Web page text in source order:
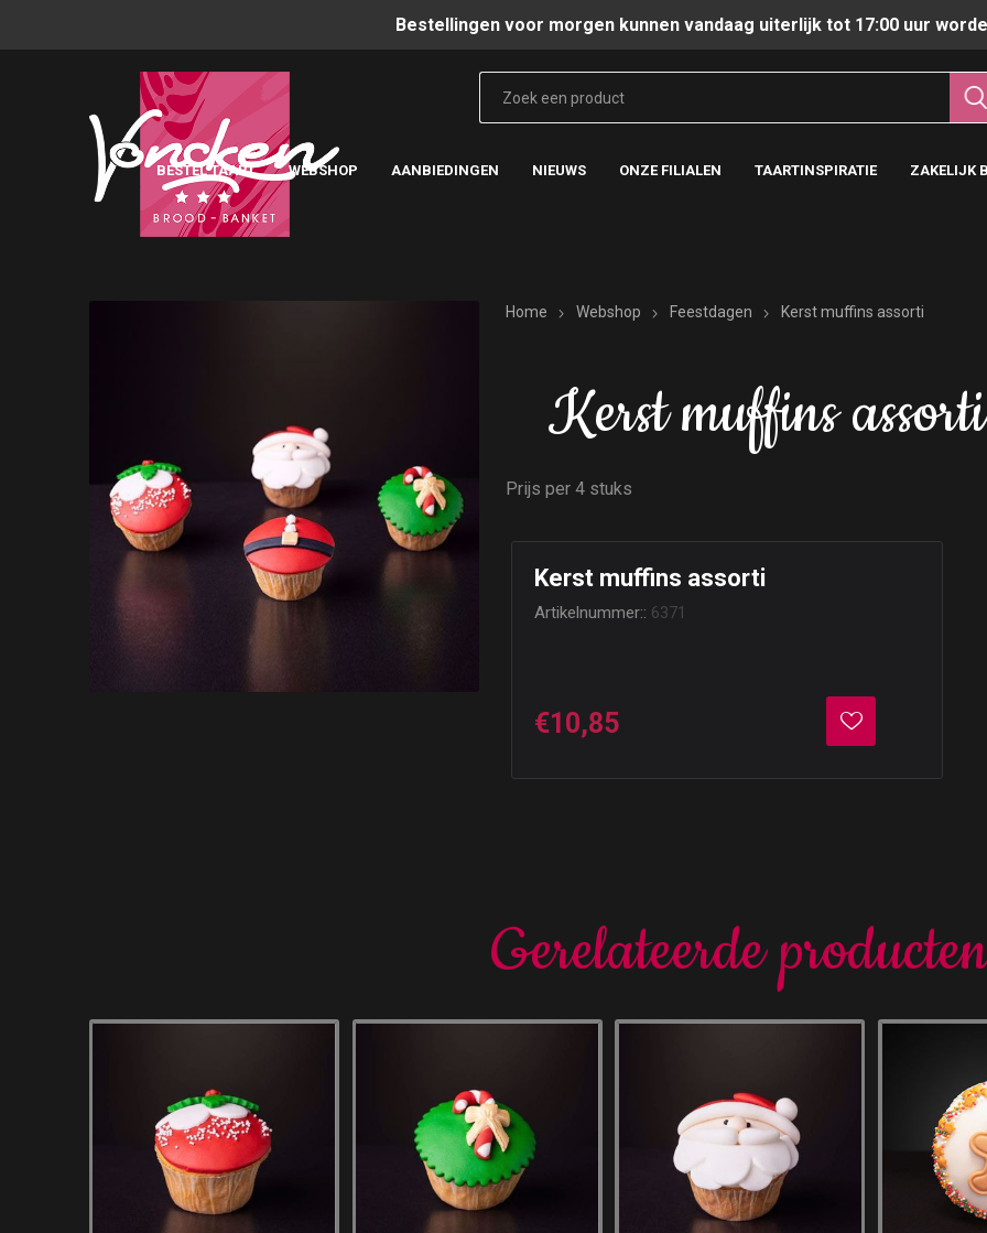
Bestellingen voor morgen kunnen vandaag uiterlijk tot 17:00 uur
BESTEL TAART WEBSHOP AANBIEDINGEN NIEUWS ONZE FILIALEN TAARTINSPIRATIE ZAKELIJK
Home Webshop Feestdagen Kerst muffins assorti
Kerst muffins assorti
Prijs per 4 stuks
Kerst muffins assorti
Artikelnummer:: 6371
€10,85
Gerelateerde